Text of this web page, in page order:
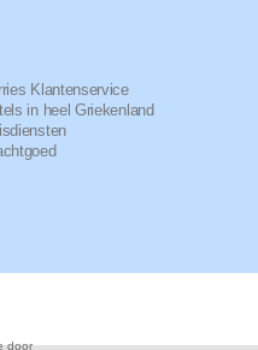
Klantenservice
in heel Griekenland
door